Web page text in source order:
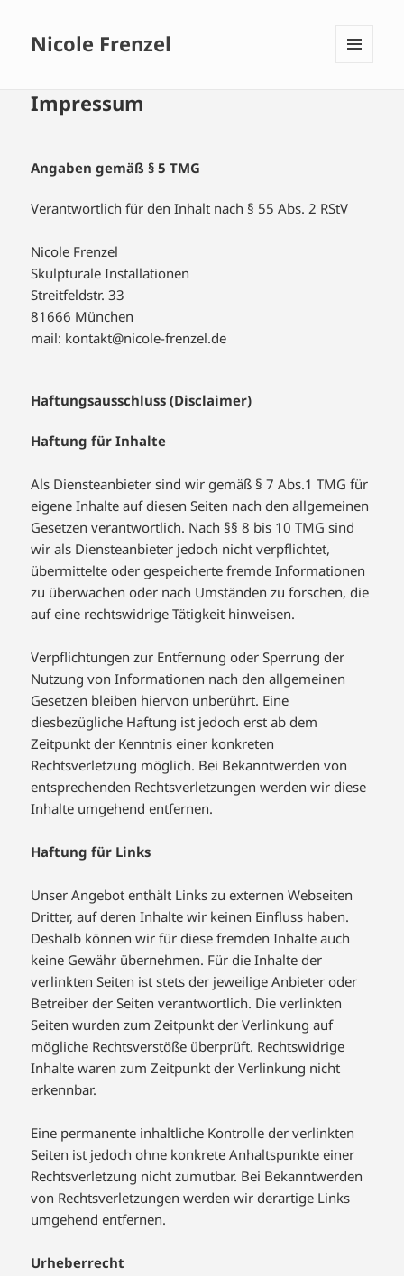
Nicole Frenzel
Impressum
Angaben gemäß § 5 TMG
Verantwortlich für den Inhalt nach § 55 Abs. 2 RStV
Nicole Frenzel
Skulpturale Installationen
Streitfeldstr. 33
81666 München
mail: kontakt@nicole-frenzel.de
Haftungsausschluss (Disclaimer)
Haftung für Inhalte
Als Diensteanbieter sind wir gemäß § 7 Abs.1 TMG für
eigene Inhalte auf diesen Seiten nach den allgemeinen
Gesetzen verantwortlich. Nach §§ 8 bis 10 TMG sind
wir als Diensteanbieter jedoch nicht verpflichtet,
übermittelte oder gespeicherte fremde Informationen
zu überwachen oder nach Umständen zu forschen, die
auf eine rechtswidrige Tätigkeit hinweisen.
Verpflichtungen zur Entfernung oder Sperrung der
Nutzung von Informationen nach den allgemeinen
Gesetzen bleiben hiervon unberührt. Eine
diesbezügliche Haftung ist jedoch erst ab dem
Zeitpunkt der Kenntnis einer konkreten
Rechtsverletzung möglich. Bei Bekanntwerden von
entsprechenden Rechtsverletzungen werden wir diese
Inhalte umgehend entfernen.
Haftung für Links
Unser Angebot enthält Links zu externen Webseiten
Dritter, auf deren Inhalte wir keinen Einfluss haben.
Deshalb können wir für diese fremden Inhalte auch
keine Gewähr übernehmen. Für die Inhalte der
verlinkten Seiten ist stets der jeweilige Anbieter oder
Betreiber der Seiten verantwortlich. Die verlinkten
Seiten wurden zum Zeitpunkt der Verlinkung auf
mögliche Rechtsverstöße überprüft. Rechtswidrige
Inhalte waren zum Zeitpunkt der Verlinkung nicht
erkennbar.
Eine permanente inhaltliche Kontrolle der verlinkten
Seiten ist jedoch ohne konkrete Anhaltspunkte einer
Rechtsverletzung nicht zumutbar. Bei Bekanntwerden
von Rechtsverletzungen werden wir derartige Links
umgehend entfernen.
Urheberrecht